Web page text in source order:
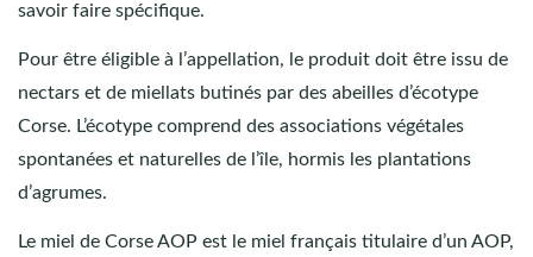
savoir faire spécifique.
Pour être éligible à l’appellation, le produit doit être issu de
nectars et de miellats butinés par des abeilles d’écotype
Corse. L’écotype comprend des associations végétales
spontanées et naturelles de l’île, hormis les plantations
d’agrumes.
Le miel de Corse AOP est le miel français titulaire d’un AOP,